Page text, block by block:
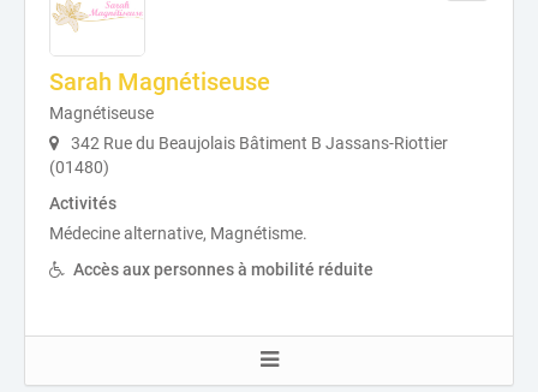
Sarah Magnétiseuse
Magnétiseuse
342 Rue du Beaujolais Bâtiment B Jassans-Riottier
(01480)
Activités
Médecine alternative, Magnétisme.
Accès aux personnes à mobilité réduite